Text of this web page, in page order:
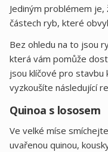
Jediným problémem je,
částech ryb, které
Bez ohledu na to jsou
která vám pomůže
jsou klíčové pro
vyzkoušíte následující
Quinoa s lososem
Ve velké míse
uvařenou quinou,